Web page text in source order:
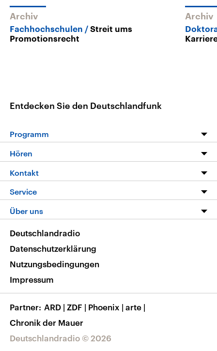
Archiv
Fachhochschulen
Streit ums
Promotionsrecht
Archiv
Entdecken Sie den Deutschlandfunk
Programm
Die Nachrichten
Nachrichtenleicht
Neue Beiträge auf dlf.de
Hören
Livestream
Podcasts
Deutschlandfunk App
Nachrichten App
Frequenzen
Kontakt
Hörerservice
Service
FAQ
Veranstaltungen
Musikliste
RSS
Über uns
Barrierefreiheit
Deutschlandradio © 2026
Deutschlandradio
Datenschutzerklärung
Nutzungsbedingungen
Impressum
Partner ARD | ZDF | Phoenix | arte |
Chronik der Mauer